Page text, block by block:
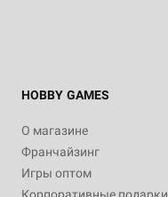
HOBBY GAMES
О магазине
Франчайзинг
Игры оптом